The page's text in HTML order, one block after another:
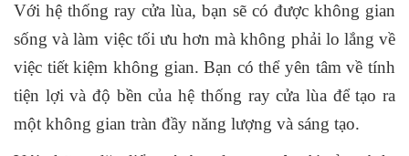
Với hệ thống ray cửa lùa, bạn sẽ có được không gian
sống và làm việc tối ưu hơn mà không phải lo lắng về
việc tiết kiệm không gian. Bạn có thể yên tâm về tính
tiện lợi và độ bền của hệ thống ray cửa lùa để tạo ra
một không gian tràn đầy năng lượng và sáng tạo.